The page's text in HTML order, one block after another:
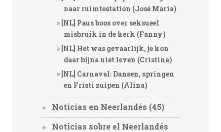
naar ruimtestation (José María)
[NL] Paus boos over seksueel
misbruik in de kerk (Fanny)
[NL] Het was gevaarlijk, je kon
daar bijna niet leven (Cristina)
[NL] Carnaval: Dansen, springen
en Fristi zuipen (Alina)
► Noticias en Neerlandés (45)
►
Noticias sobre el Neerlandés